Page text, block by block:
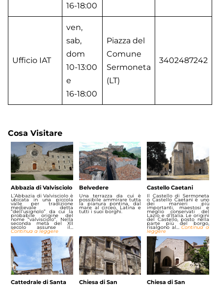
16-18:00
Ufficio IAT
ven,
sab,
dom
10-13:00
e
16-18:00
Piazza del
Comune
Sermoneta
(LT)
3402487242
Cosa Visitare
Abbazia di Valvisciolo
L’Abbazia di Valvisciolo è
ubicata in una piccola
valle per tradizione
medievale detta
“dell’usignolo” da cui la
probabile origine del
nome “valvisciolo“. Nella
seconda metà del XII
secolo assunse il…
Continua a leggere
Belvedere
Una terrazza da cui è
possibile ammirare tutta
la pianura pontina, dal
mare al circeo, Latina e
tutti i suoi borghi.
Castello Caetani
Il Castello di Sermoneta
o Castello Caetani è uno
dei manieri più
importanti, maestosi e
meglio conservati del
Lazio e d’Italia. Le origini
del Castello, posto nella
parte più del borgo,
risalgono al…Continua a
leggere
Cattedrale di Santa
Chiesa di San
Chiesa di San